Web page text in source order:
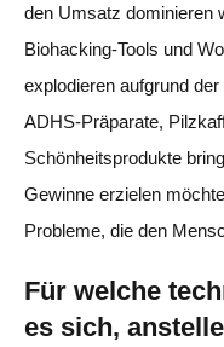
den Umsatz dominieren
Biohacking-Tools und
explodieren aufgrund
ADHS-Präparate,
Schönheitsprodukte
Gewinne erzielen
Probleme, die den
Für welche
es sich,